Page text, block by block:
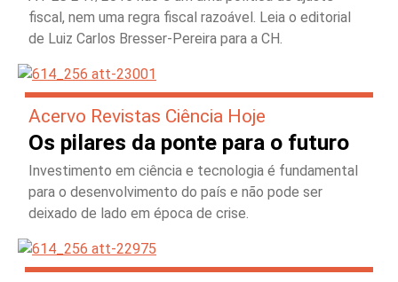
fiscal, nem uma regra fiscal razoável. Leia o editorial
de Luiz Carlos Bresser-Pereira para a CH.
Acervo Revistas Ciência Hoje
Os pilares da ponte para o futuro
Investimento em ciência e tecnologia é fundamental
para o desenvolvimento do país e não pode ser
deixado de lado em época de crise.